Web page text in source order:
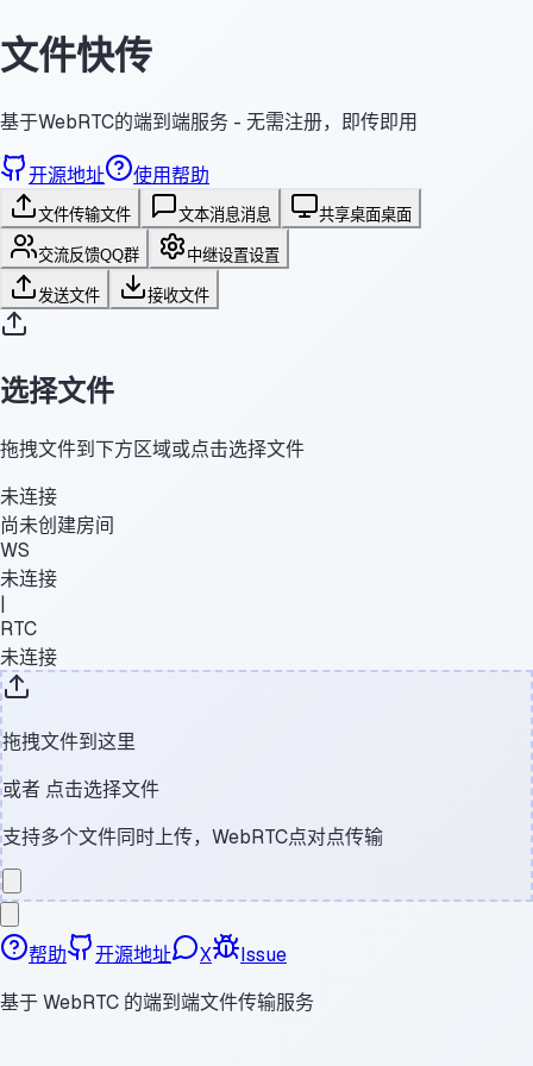
文件快传
基于WebRTC的端到端服务 - 无需注册，即传即用
开源地址 使用帮助
文件传输文件 文本消息消息 共享桌面桌面
交流反馈QQ群 中继设置设置
发送文件 接收文件
选择文件
拖拽文件到下方区域或点击选择文件
未连接
尚未创建房间
WS
未连接
|
RTC
未连接
拖拽文件到这里
或者 点击选择文件
支持多个文件同时上传，WebRTC点对点传输
帮助 开源地址 X
Issue
基于 WebRTC 的端到端文件传输服务